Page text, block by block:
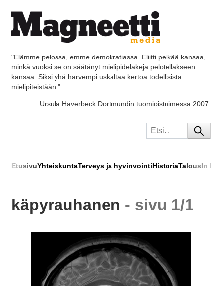
"Elämme pelossa, emme demokratiassa. Eliitti pelkää kansaa,
minkä vuoksi se on säätänyt mielipidelakeja pelotellakseen
kansaa. Siksi yhä harvempi uskaltaa kertoa todellisista
mielipiteistään."
Ursula Haverbeck Dortmundin tuomioistuimessa 2007.
EtusivuYhteiskuntaTerveys ja hyvinvointiHistoriaTalousIn
käpyrauhanen - sivu 1/1